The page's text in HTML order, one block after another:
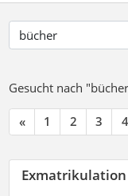
Gesucht nach
« 1 2 3 4
Exmatrikulation